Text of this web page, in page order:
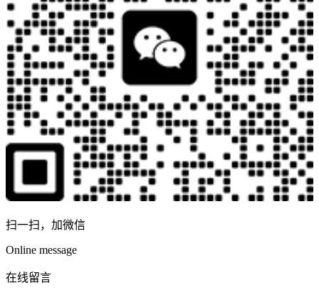
扫一扫，加微信
Online message
在线留言